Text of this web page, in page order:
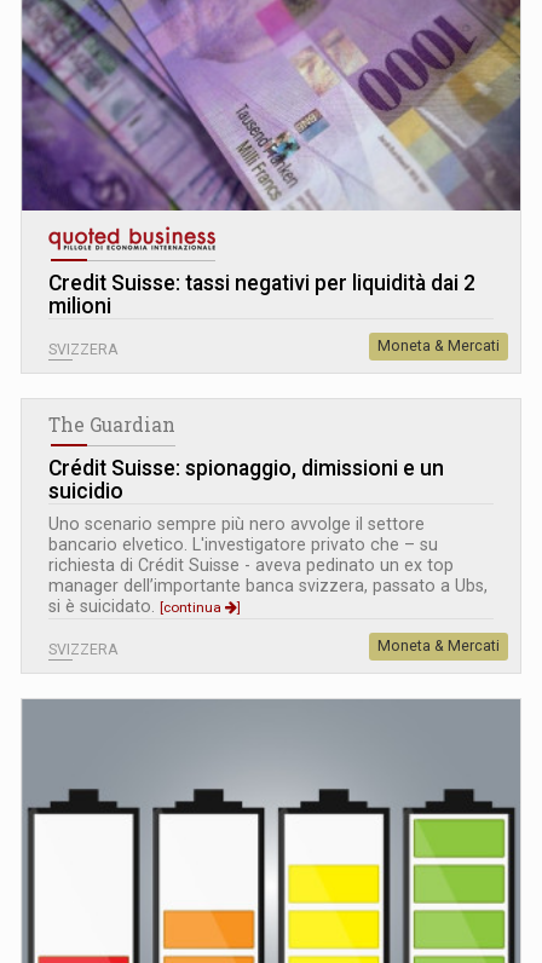
Credit Suisse: tassi negativi per liquidità dai 2
milioni
SVIZZERA Moneta & Mercati
The Guardian
Crédit Suisse: spionaggio, dimissioni e un
suicidio
Uno scenario sempre più nero avvolge il settore
bancario elvetico. L'investigatore privato che – su
richiesta di Crédit Suisse - aveva pedinato un ex top
manager dell’importante banca svizzera, passato a Ubs,
si è suicidato.
[continua ]
SVIZZERA Moneta & Mercati